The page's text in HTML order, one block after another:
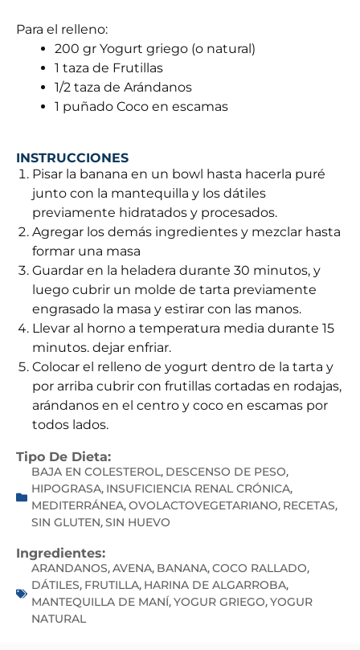
Para el relleno:
200 gr Yogurt griego (o natural)
1 taza de Frutillas
1/2 taza de Arándanos
1 puñado Coco en escamas
INSTRUCCIONES
Pisar la banana en un bowl hasta hacerla puré
junto con la mantequilla y los dátiles
previamente hidratados y procesados.
Agregar los demás ingredientes y mezclar hasta
formar una masa
Guardar en la heladera durante 30 minutos, y
luego cubrir un molde de tarta previamente
engrasado la masa y estirar con las manos.
Llevar al horno a temperatura media durante 15
minutos. dejar enfriar.
Colocar el relleno de yogurt dentro de la tarta y
por arriba cubrir con frutillas cortadas en rodajas,
arándanos en el centro y coco en escamas por
todos lados.
Tipo De Dieta:
BAJA EN COLESTEROL, DESCENSO DE PESO,
HIPOGRASA, INSUFICIENCIA RENAL CRÓNICA,
MEDITERRÁNEA,OVOLACTOVEGETARIANO, RECETAS,
SIN GLUTEN,SIN HUEVO
Ingredientes:
ARANDANOS,AVENA, BANANA,COCO RALLADO,
DÁTILES, FRUTILLA, HARINA DE ALGARROBA,
MANTEQUILLA DE MANÍ,YOGUR GRIEGO,YOGUR
NATURAL